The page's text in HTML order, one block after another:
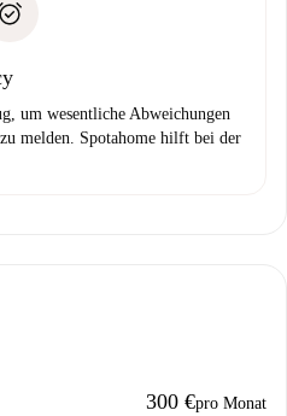
um wesentliche Abweichungen
melden. Spotahome hilft bei der
300 €pro Monat